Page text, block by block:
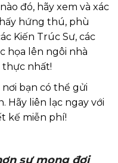
đó, hãy xem và xác
hứng thú, phù
Kiến Trúc Sư, các
họa lên ngôi nhà
thực nhất!
bạn có thể gửi
Hãy liên lạc ngay với
kế miễn phí!
sự mong đợi